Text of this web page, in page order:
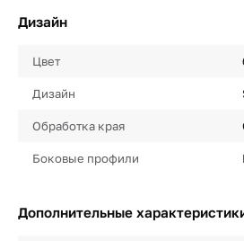
Дизайн
Цвет
Дизайн
Обработка края
Боковые профили
Дополнительные